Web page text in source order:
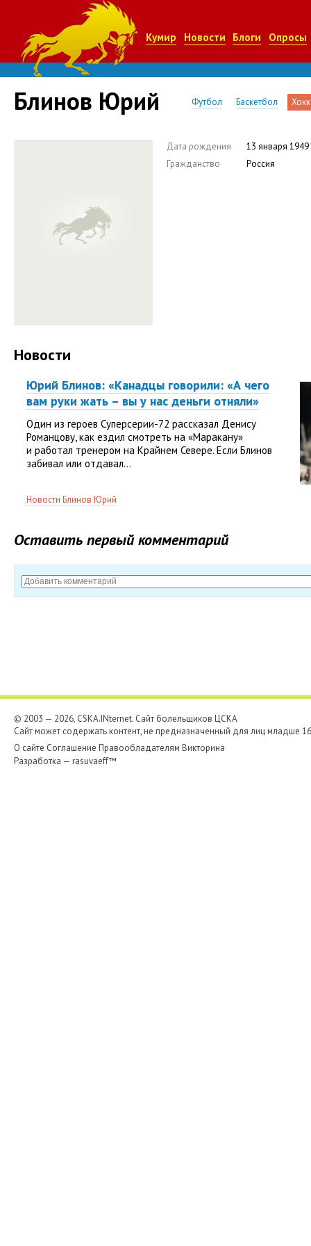
Кумир Новости Блоги Опросы
Блинов Юрий Футбол Баскетбол
Дата рождения
13 января 1949
Гражданство
Россия
Новости
Юрий Блинов: «Канадцы говорили: «А чего
вам руки жать – вы у нас деньги отняли»
Один из героев Суперсерии-72 рассказал Денису
Романцову, как ездил смотреть на «Маракану»
и работал тренером на Крайнем Севере. Если Блинов
забивал или отдавал...
Новости Блинов Юрий
Оставить первый комментарий
© 2003 — 2026, CSKA.INternet. Cайт болельщиков ЦСКА
Сайт может содержать контент, не предназначенный для лиц младше
О сайте Соглашение Правообладателям Викторина
Разработка — rasuvaeff™